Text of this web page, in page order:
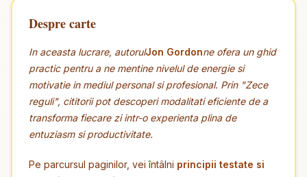
Despre carte
In aceasta lucrare, autorulJon Gordonne ofera un ghid
practic pentru a ne mentine nivelul de energie si
motivatie in mediul personal si profesional. Prin "Zece
reguli", cititorii pot descoperi modalitati eficiente de a
transforma fiecare zi intr-o experienta plina de
entuziasm si productivitate.
Pe parcursul paginilor, vei întâlni principii testate si